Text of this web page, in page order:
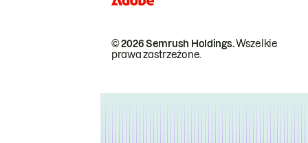
© 2026 Semrush Holdings.Wszelkie
prawa zastrzeżone.